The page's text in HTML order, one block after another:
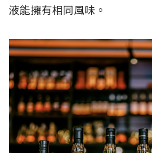
液能擁有相同風味。